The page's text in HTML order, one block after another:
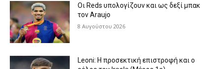
Οι Reds υπολογίζουν και ως δεξί μπακ
τον Araujo
8 Αυγούστου 2026
Leoni: Η προσεκτική επιστροφή και ο